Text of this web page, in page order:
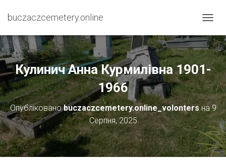
buczaczcemetery.online
Е
Р
Е
М
К
Н
У
Т
И
Н
А
В
І
Г
Кулинич Анна Курмилівна 1901-
1966
Опублікованоbuczaczcemetery.online_volontersна9
Серпня, 2025